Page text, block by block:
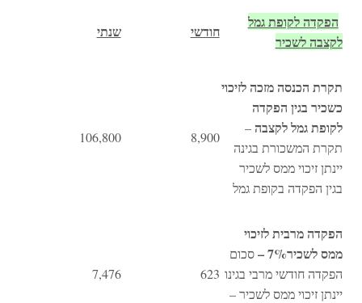
הפקדה לקופת גמל
לקצבה לשכיר
חודשי שנתי
תקרת הכנסה מזכה לזיכוי
כשכיר בגין הפקדה
לקופת גמל לקצבה–
תקרת המשכורת בגינה
יינתן זיכוי ממס לשכיר
בגין הפקדה בקופת גמל
8,900
106,800
הפקדה מרבית לזיכוי
ממס לשכיר7% –
סכום
הפקדה חודשי מרבי בגינו
יינתן זיכוי ממס לשכיר –
623
7,476